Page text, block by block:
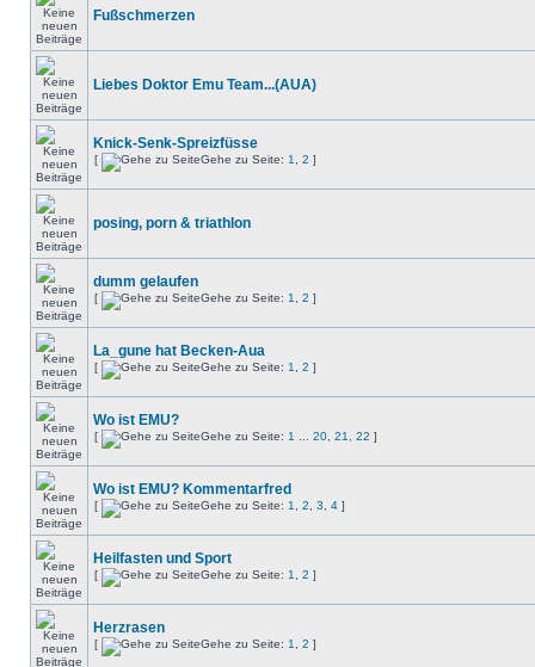
Fußschmerzen
Liebes Doktor Emu Team...(AUA)
Knick-Senk-Spreizfüsse
[ Gehe zu Seite: 1 2 ]
posing, porn & triathlon
dumm gelaufen
[ Gehe zu Seite: 1 2 ]
La_gune hat Becken-Aua
[ Gehe zu Seite: 1 2 ]
Wo ist EMU?
[ Gehe zu Seite: 1 20 21 22 ]
Wo ist EMU? Kommentarfred
[ Gehe zu Seite: 1 2 3 4 ]
Heilfasten und Sport
[ Gehe zu Seite: 1 2 ]
Herzrasen
[ Gehe zu Seite: 1 2 ]